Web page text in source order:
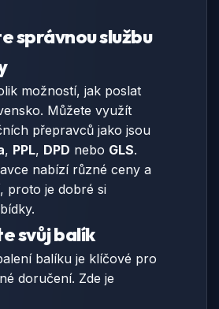
správnou službu
možností, jak poslat
Můžete využít
přepravců jako jsou
, PPL, DPD nebo GLS.
nabízí různé ceny a
proto je dobré si
svůj balík
balíku je klíčové pro
doručení. Zde je